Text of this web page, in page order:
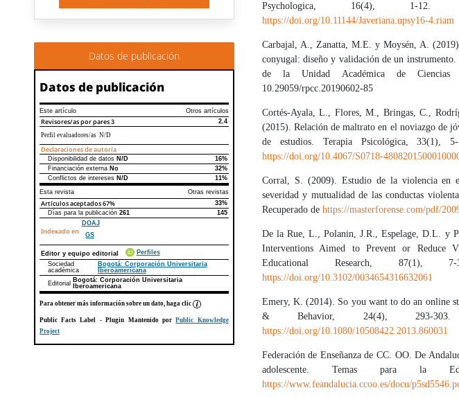
Datos de publicación
Datos de publicación
Este artículo Otros artículos
Revisores/as por pares3
2.4
Perfil evaluadores/as N/D
Declaraciones de autoría
Declaraciones de autoríaEste artículo
Disponibilidad de datos N/D
16%
Financiación externa No
32%
Conflictos de intereses N/D
11%
Esta revista
Otras revistas
Artículos aceptados67%
33%
Días para la publicación 261 145
Indexado en
DOAJ
GS
Editor y equipo editorial
Perfiles
Sociedad
académica
Bogotá: Corporación Universitaria
Iberoamericana
Editorial
Bogotá: Corporación Universitaria
Iberoamericana
Para obtener más información sobre un dato, haga clic
Public Facts Label - Plugin Mantenido porPublic Knowledge
Project
Psychologica, 16(4), 1-12.
https://doi.org/10.11144/Javeriana.upsy16-4.riam
Carbajal, A., Zanatta, M.E. y Moysén, A.
conyugal: diseño y validación de un
de la Unidad Académica de
10.29059/rpcc.20190602-85
Cortés-Ayala, L., Flores, M., Bringas, C.,
(2015). Relación de maltrato en el noviazgo de
de estudios. Terapia Psicológica, 33(1), 5-
https://doi.org/10.4067/S0718-
Corral, S. (2009). Estudio de la violencia en
severidad y mutualidad de las conductas
Recuperado de https://masterforense.com/pdf/
De la Rue, L., Polanin, J.R., Espelage, D.L. y
Interventions Aimed to Prevent or Reduce
Educational Research, 87(1), 7-
https://doi.org/10.3102/0034654316632061
Emery, K. (2014). So you want to do an online
& Behavior, 24(4), 293-303.
https://doi.org/10.1080/10508422.2013.860031
Federación de Enseñanza de CC. OO. De
adolescente. Temas para la
https://www.feandalucia.ccoo.es/docu/